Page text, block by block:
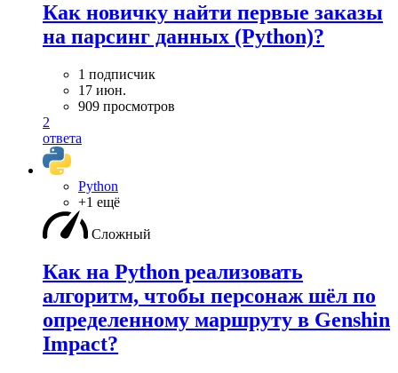
Как новичку найти первые заказы
на парсинг данных (Python)?
1 подписчик
17 июн.
909 просмотров
2
ответа
Python
+1 ещё
Сложный
Как на Python реализовать
алгоритм, чтобы персонаж шёл по
определенному маршруту в Genshin
Impact?